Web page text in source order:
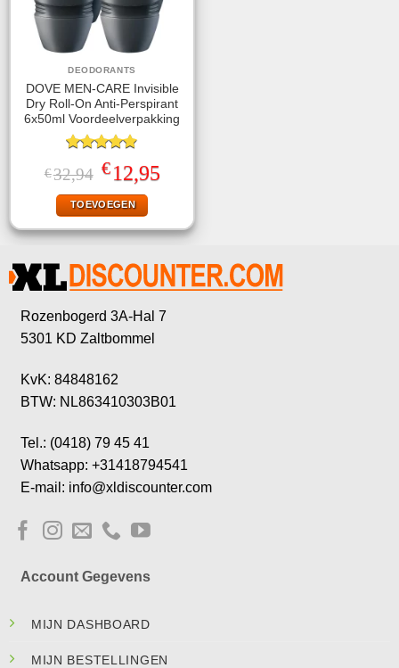
DEODORANTS
DOVE MEN-CARE Invisible
Dry Roll-On Anti-Perspirant
6x50ml Voordeelverpakking
Gewaardeerd
4.86uit 5
€32,94 Oorspronkelijke
prijs
was:
€32,94.
€12,95Huidige
prijs
TOEVOEGEN
Rozenbogerd 3A-Hal 7
5301 KD Zaltbommel
KvK: 84848162
BTW: NL863410303B01
Tel.: (0418) 79 45 41
Whatsapp: +31418794541
E-mail: info@xldiscounter.com
Account Gegevens
MIJN DASHBOARD
MIJN BESTELLINGEN